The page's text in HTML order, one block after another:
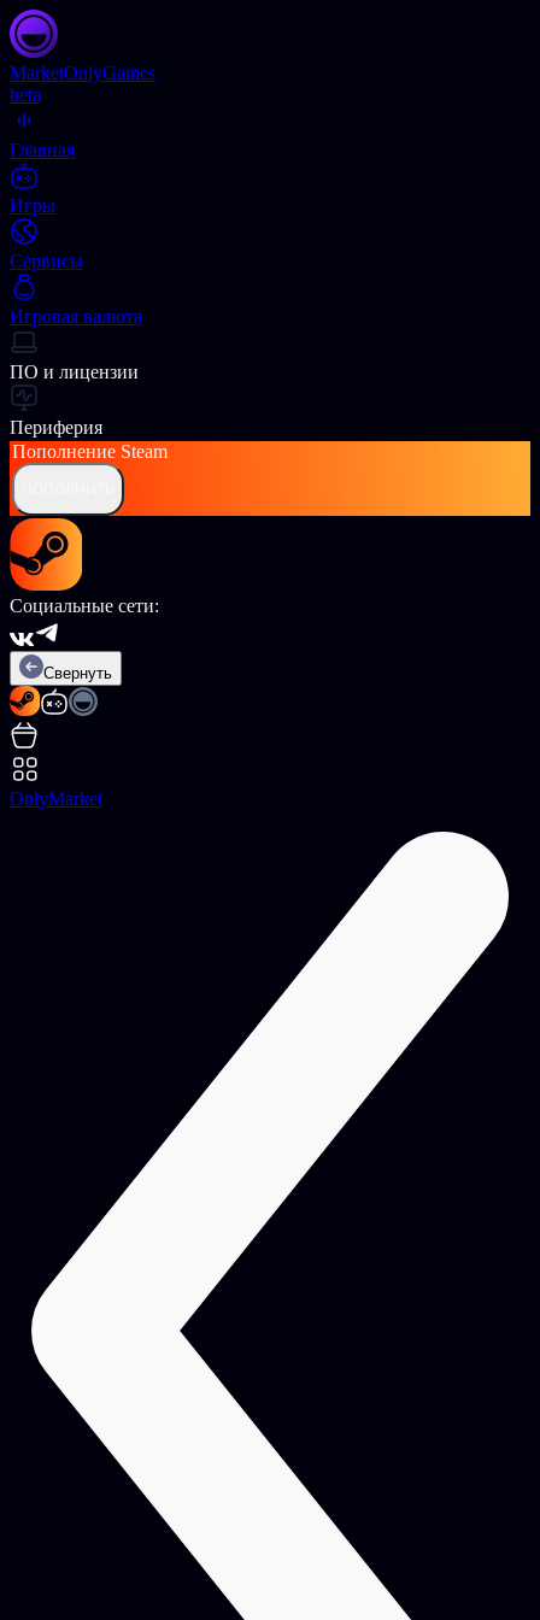
MarketOnlyGames
beta
Главная
Игры
Сервисы
Игровая валюта
ПО и лицензии
Периферия
Пополнение Steam
Социальные сети:
Свернуть
OnlyMarket